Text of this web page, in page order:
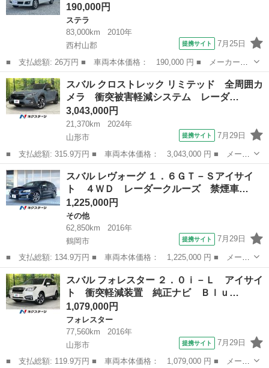
190,000円
ステラ
83,000km
2010年
西村山郡
提携サイト 7月25日
■ 支払総額: 26万円 ■ 車両本体価格： 190,000 円 ■ メーカー
名： スバル ■ 車種名： ステラ ■ グレード名： リベスタ ／
衝突安全ボディ／キーレス／エアコン／純正アルミホイール／Ｗエア
バッグ ■ 排気...
山形 西村山郡 ステラ
スバル クロストレック リミテッド 全周囲カ
メラ 衝突被害軽減システム レーダ…
3,043,000円
21,370km
2024年
山形市
提携サイト 7月29日
■ 支払総額: 315.9万円 ■ 車両本体価格： 3,043,000 円 ■ メーカ
ー名： スバル ■ 車種名： クロストレック ■ グレード名： リ
ミテッド 全周囲カメラ 衝突被害軽減システム レーダークルー
ズ 禁煙車...
山形 山形市
スバル レヴォーグ １．６ＧＴ－Ｓアイサイ
ト ４ＷＤ レーダークルーズ 禁煙車…
1,225,000円
その他
62,850km
2016年
鶴岡市
提携サイト 7月29日
■ 支払総額: 134.9万円 ■ 車両本体価格： 1,225,000 円 ■ メーカ
ー名： スバル ■ 車種名： レヴォーグ ■ グレード名： １．６
ＧＴ－Ｓアイサイト ４ＷＤ レーダークルーズ 禁煙車 スマート
キー 純...
山形 鶴岡市
スバル フォレスター ２．０ｉ－Ｌ アイサイ
ト 衝突軽減装置 純正ナビ Ｂｌｕ…
1,079,000円
フォレスター
77,560km
2016年
山形市
提携サイト 7月29日
■ 支払総額: 119.9万円 ■ 車両本体価格： 1,079,000 円 ■ メーカ